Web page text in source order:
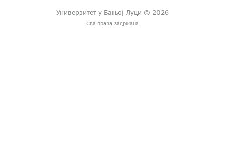
Универзитет у Бањој Луци © 2026
Сва права задржана